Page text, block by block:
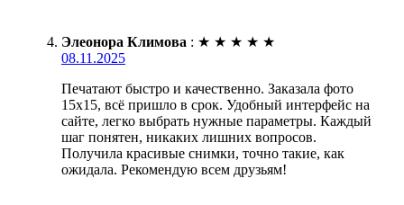
Элеонора Климова : ★ ★ ★ ★ ★
08.11.2025
Печатают быстро и качественно. Заказала фото
15х15, всё пришло в срок. Удобный интерфейс на
сайте, легко выбрать нужные параметры. Каждый
шаг понятен, никаких лишних вопросов.
Получила красивые снимки, точно такие, как
ожидала. Рекомендую всем друзьям!